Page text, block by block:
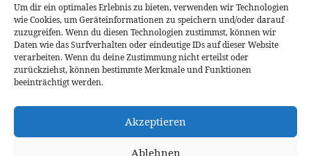
Um dir ein optimales Erlebnis zu bieten, verwenden wir Technologien
wie Cookies, um Geräteinformationen zu speichern und/oder darauf
zuzugreifen. Wenn du diesen Technologien zustimmst, können wir
Daten wie das Surfverhalten oder eindeutige IDs auf dieser Website
verarbeiten. Wenn du deine Zustimmung nicht erteilst oder
zurückziehst, können bestimmte Merkmale und Funktionen
beeinträchtigt werden.
Akzeptieren
Ablehnen
Videoaufnahmen Tipps Videobearbeitung
Videoeffekte Vlogit YouTube-Kanal YouTube-Videos
Cookie Richtlinie
Impressum